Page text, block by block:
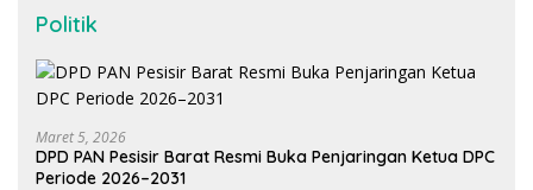
Politik
Maret 5, 2026
DPD PAN Pesisir Barat Resmi Buka Penjaringan Ketua DPC
Periode 2026–2031